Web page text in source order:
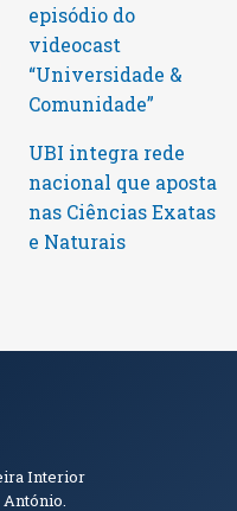
episódio do
videocast
“Universidade &
Comunidade”
UBI integra rede
nacional que aposta
nas Ciências Exatas
e Naturais
Interior
António.